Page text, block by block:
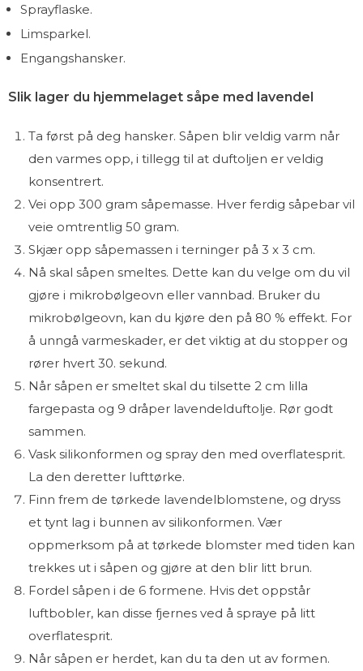
Sprayflaske.
Limsparkel.
Engangshansker.
Slik lager du hjemmelaget såpe med lavendel
Ta først på deg hansker. Såpen blir veldig varm når
den varmes opp, i tillegg til at duftoljen er veldig
konsentrert.
Vei opp 300 gram såpemasse. Hver ferdig såpebar vil
veie omtrentlig 50 gram.
Skjær opp såpemassen i terninger på 3 x 3 cm.
Nå skal såpen smeltes. Dette kan du velge om du vil
gjøre i mikrobølgeovn eller vannbad. Bruker du
mikrobølgeovn, kan du kjøre den på 80 % effekt. For
å unngå varmeskader, er det viktig at du stopper og
rører hvert 30. sekund.
Når såpen er smeltet skal du tilsette 2 cm lilla
fargepasta og 9 dråper lavendelduftolje. Rør godt
sammen.
Vask silikonformen og spray den med overflatesprit.
La den deretter lufttørke.
Finn frem de tørkede lavendelblomstene, og dryss
et tynt lag i bunnen av silikonformen. Vær
oppmerksom på at tørkede blomster med tiden kan
trekkes ut i såpen og gjøre at den blir litt brun.
Fordel såpen i de 6 formene. Hvis det oppstår
luftbobler, kan disse fjernes ved å spraye på litt
overflatesprit.
Når såpen er herdet, kan du ta den ut av formen.